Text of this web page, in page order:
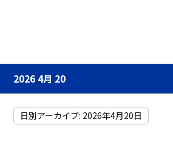
2026 4月 20
日別アーカイブ: 2026年4月20日